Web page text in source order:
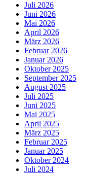
Juli 2026
Juni 2026
Mai 2026
April 2026
März 2026
Februar 2026
Januar 2026
Oktober 2025
September 2025
August 2025
Juli 2025
Juni 2025
Mai 2025
April 2025
März 2025
Februar 2025
Januar 2025
Oktober 2024
Juli 2024